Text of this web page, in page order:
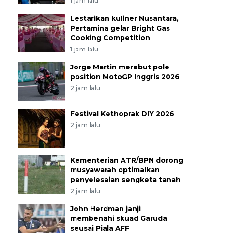
Lestarikan kuliner Nusantara,
Pertamina gelar Bright Gas
Cooking Competition
1 jam lalu
Jorge Martin merebut pole
position MotoGP Inggris 2026
2 jam lalu
Festival Kethoprak DIY 2026
2 jam lalu
Kementerian ATR/BPN dorong
musyawarah optimalkan
penyelesaian sengketa tanah
2 jam lalu
John Herdman janji
membenahi skuad Garuda
seusai Piala AFF